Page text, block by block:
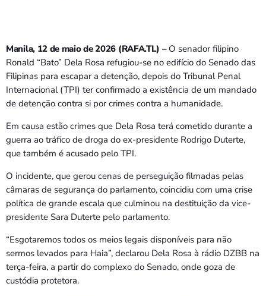
Manila, 12 de maio de 2026 (RAFA.TL) – O senador filipino
Ronald “Bato” Dela Rosa refugiou-se no edifício do Senado das
Filipinas para escapar a detenção, depois do Tribunal Penal
Internacional (TPI) ter confirmado a existência de um mandado
de detenção contra si por crimes contra a humanidade.
Em causa estão crimes que Dela Rosa terá cometido durante a
guerra ao tráfico de droga do ex-presidente Rodrigo Duterte,
que também é acusado pelo TPI.
O incidente, que gerou cenas de perseguição filmadas pelas
câmaras de segurança do parlamento, coincidiu com uma crise
política de grande escala que culminou na destituição da vice-
presidente Sara Duterte pelo parlamento.
“Esgotaremos todos os meios legais disponíveis para não
sermos levados para Haia”, declarou Dela Rosa à rádio DZBB na
terça-feira, a partir do complexo do Senado, onde goza de
custódia protetora.